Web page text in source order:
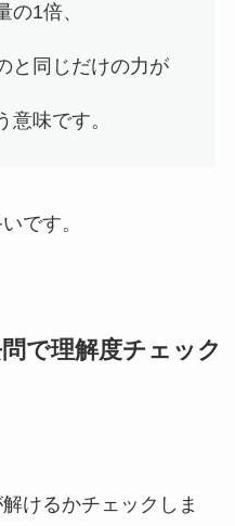
の1倍、
と同じだけの力が
味です。
です。
で理解度チェック
けるかチェックしま